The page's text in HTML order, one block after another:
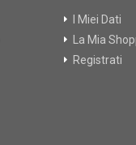
I Miei Dati
La Mia
Registrati